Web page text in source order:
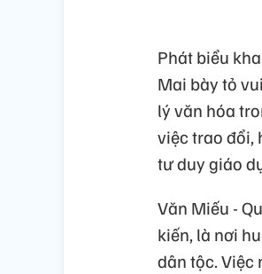
Phát biểu
Mai bày tỏ
lý văn hóa
việc trao đổi,
tư duy giáo
Văn Miếu -
kiến, là nơi
dân tộc. Việc